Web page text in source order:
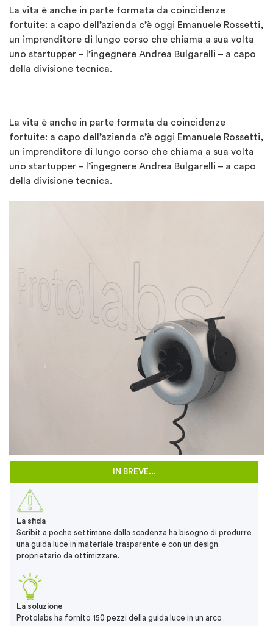
La vita è anche in parte formata da coincidenze
fortuite: a capo dell’azienda c’è oggi Emanuele Rossetti,
un imprenditore di lungo corso che chiama a sua volta
uno startupper – l’ingegnere Andrea Bulgarelli – a capo
della divisione tecnica.
La vita è anche in parte formata da coincidenze
fortuite: a capo dell’azienda c’è oggi Emanuele Rossetti,
un imprenditore di lungo corso che chiama a sua volta
uno startupper – l’ingegnere Andrea Bulgarelli – a capo
della divisione tecnica.
IN BREVE...
La sfida
Scribit a poche settimane dalla scadenza ha bisogno di produrre
una guida luce in materiale trasparente e con un design
proprietario da ottimizzare.
La soluzione
Protolabs ha fornito 150 pezzi della guida luce in un arco